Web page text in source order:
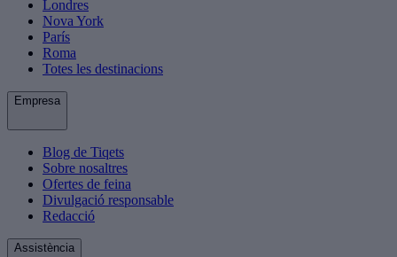
Londres
Nova York
París
Roma
Totes les destinacions
Empresa
Blog de Tiqets
Sobre nosaltres
Ofertes de feina
Divulgació responsable
Redacció
Assistència